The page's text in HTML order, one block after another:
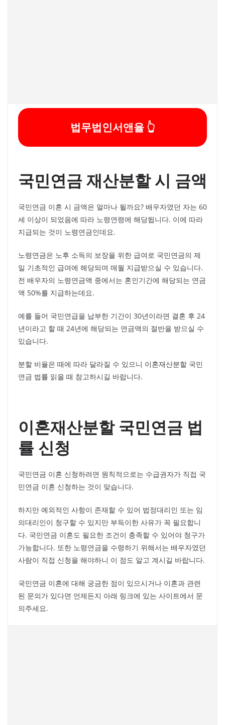
법무법인서앤율 👆
국민연금 재산분할 시 금액
국민연금 이혼 시 금액은 얼마나 될까요? 배우자였던 자는 60
세 이상이 되었음에 따라 노령연령에 해당됩니다. 이에 따라
지급되는 것이 노령연금인데요.
노령연금은 노후 소득의 보장을 위한 급여로 국민연금의 제
일 기초적인 급여에 해당되며 매월 지급받으실 수 있습니다.
전 배우자의 노령연금액 중에서는 혼인기간에 해당되는 연금
액 50%를 지급하는데요.
예를 들어 국민연급을 납부한 기간이 30년이라면 결혼 후 24
년이라고 할 때 24년에 해당되는 연금액의 절반을 받으실 수
있습니다.
분할 비율은 때에 따라 달라질 수 있으니 이혼재산분할 국민
연금 법률 읽을 때 참고하시길 바랍니다.
이혼재산분할 국민연금 법
률 신청
국민연금 이혼 신청하려면 원칙적으로는 수급권자가 직접 국
민연금 이혼 신청하는 것이 맞습니다.
하지만 예외적인 사항이 존재할 수 있어 법정대리인 또는 임
의대리인이 청구할 수 있지만 부득이한 사유가 꼭 필요합니
다. 국민연금 이혼도 필요한 조건이 충족할 수 있어야 청구가
가능합니다. 또한 노령연금을 수령하기 위해서는 배우자였던
사람이 직접 신청을 해야하니 이 점도 알고 계시길 바랍니다.
국민연금 이혼에 대해 궁금한 점이 있으시거나 이혼과 관련
된 문의가 있다면 언제든지 아래 링크에 있는 사이트에서 문
의주세요.